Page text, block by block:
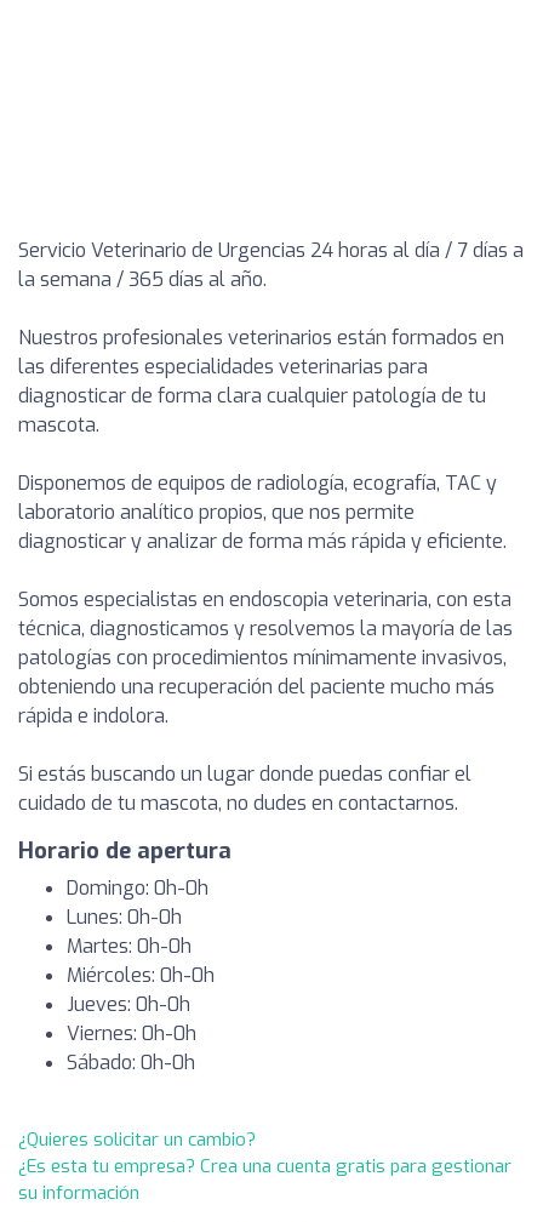
Servicio Veterinario de Urgencias 24 horas al día / 7 días a
la semana / 365 días al año.
Nuestros profesionales veterinarios están formados en
las diferentes especialidades veterinarias para
diagnosticar de forma clara cualquier patología de tu
mascota.
Disponemos de equipos de radiología, ecografía, TAC y
laboratorio analítico propios, que nos permite
diagnosticar y analizar de forma más rápida y eficiente.
Somos especialistas en endoscopia veterinaria, con esta
técnica, diagnosticamos y resolvemos la mayoría de las
patologías con procedimientos mínimamente invasivos,
obteniendo una recuperación del paciente mucho más
rápida e indolora.
Si estás buscando un lugar donde puedas confiar el
cuidado de tu mascota, no dudes en contactarnos.
Horario de apertura
Domingo: 0h-0h
Lunes: 0h-0h
Martes: 0h-0h
Miércoles: 0h-0h
Jueves: 0h-0h
Viernes: 0h-0h
Sábado: 0h-0h
¿Quieres solicitar un cambio?
¿Es esta tu empresa? Crea una cuenta gratis para gestionar
su información